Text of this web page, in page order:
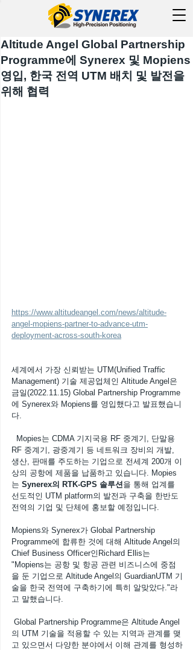
Altitude Angel Global Partnership
Programme에 Synerex 및 Mopiens
영입, 한국 전역 UTM 배치 및 발전을
위해 협력
https://www.altitudeangel.com/news/altitude-
angel-mopiens-partner-to-advance-utm-
deployment-across-south-korea
세계에서 가장 신뢰받는 UTM(Unified Traffic
Management) 기술 제공업체인 Altitude Angel은
금일(2022.11.15) Global Partnership Programme
에 Synerex와 Mopiens를 영입했다고 발표했습니
다.
RF 중계기, 광중계기 등 네트워크 장비의 개발,
생산, 판매를 주도하는 기업으로 전세계 200개 이
상의 공항에 제품을 납품하고 있습니다. Mopies
는 Synerex의 RTK-GPS 솔루션을 통해 업계를
선도적인 UTM platform의 발전과 구축을 한반도
전역의 기업 및 단체에 홍보할 예정입니다.
Mopiens와 Synerex가 Global Partnership
Programme에 합류한 것에 대해 Altitude Angel의
Chief Business Officer인Richard Ellis는
"Mopiens는 공항 및 항공 관련 비즈니스에 중점
을 둔 기업으로 Altitude Angel의 GuardianUTM 기
술을 한국 전역에 구축하기에 특히 알맞았다."라
고 말했습니다.
의 UTM 기술을 적용할 수 있는 지역과 관계를 맺
고 있으면서 다양한 분야에서 이해 관계를 형성하